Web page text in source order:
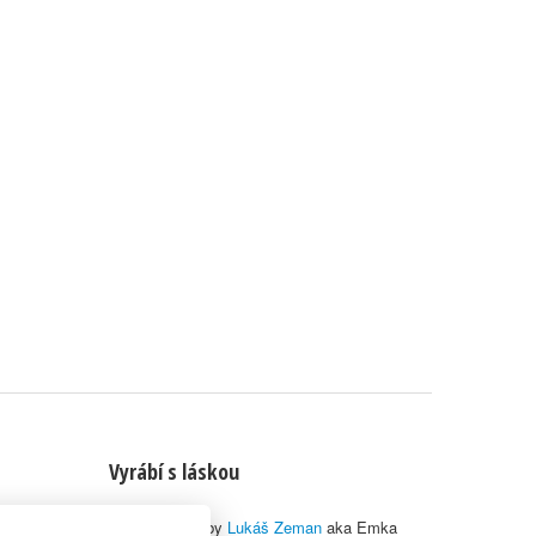
Vyrábí s láskou
© 2010–2026 by Lukáš Zeman aka Emka